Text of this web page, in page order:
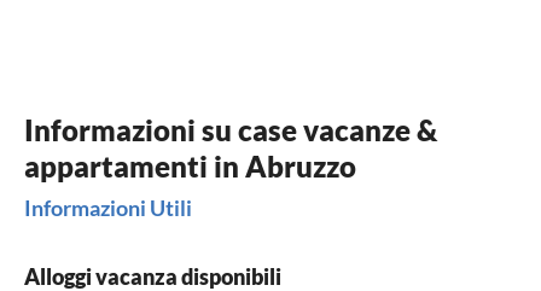
Informazioni su case vacanze &
appartamenti in Abruzzo
Informazioni Utili
Alloggi vacanza disponibili